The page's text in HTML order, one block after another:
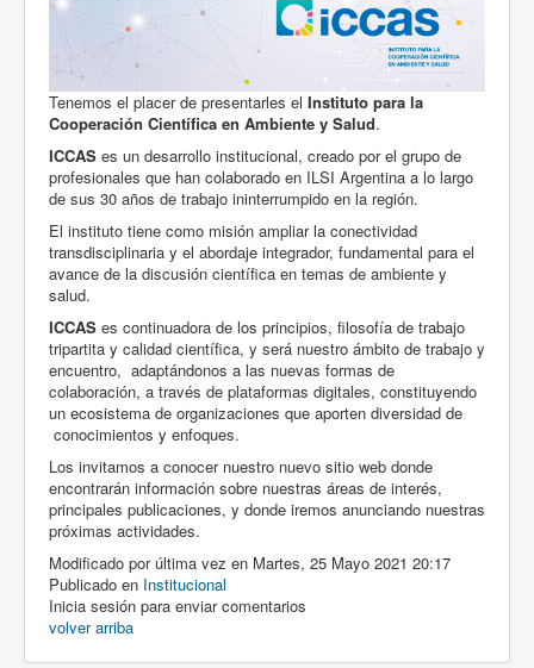
Tenemos el placer de presentarles el Instituto para la
Cooperación Científica en Ambiente y Salud.
ICCAS es un desarrollo institucional, creado por el grupo de
profesionales que han colaborado en ILSI Argentina a lo largo
de sus 30 años de trabajo ininterrumpido en la región.
El instituto tiene como misión ampliar la conectividad
transdisciplinaria y el abordaje integrador, fundamental para el
avance de la discusión científica en temas de ambiente y
salud.
ICCAS es continuadora de los principios, filosofía de trabajo
tripartita y calidad científica, y será nuestro ámbito de trabajo y
encuentro, adaptándonos a las nuevas formas de
colaboración, a través de plataformas digitales, constituyendo
un ecosistema de organizaciones que aporten diversidad de
conocimientos y enfoques.
Los invitamos a conocer nuestro nuevo sitio web donde
encontrarán información sobre nuestras áreas de interés,
principales publicaciones, y donde iremos anunciando nuestras
próximas actividades.
Modificado por última vez en Martes, 25 Mayo 2021 20:17
Publicado en Institucional
Inicia sesión para enviar comentarios
volver arriba